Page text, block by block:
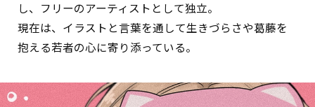
し、フリーのアーティストとして独立。
現在は、イラストと言葉を通して生きづらさや葛藤を
抱える若者の心に寄り添っている。